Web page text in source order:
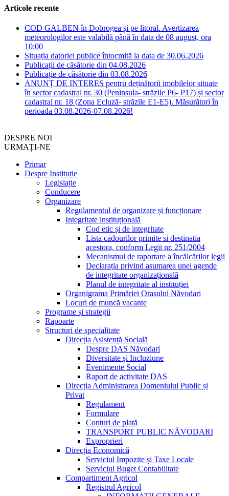
Articole recente
COD GALBEN în Dobrogea și pe litoral. Avertizarea
meteorologilor este valabilă până în data de 08 august, ora
10:00
Situația datoriei publice întocmită la data de 30.06.2026
Publicații de căsătorie din 04.08.2026
Publicație de căsătorie din 03.08.2026
ANUNȚ DE INTERES pentru deținătorii imobilelor situate
în sector cadastral nr. 30 (Peninsula- străzile P6- P17) și sector
cadastral nr. 18 (Zona Ecluză- străzile E1-E5). Măsurători în
perioada 03.08.2026-07.08.2026!
DESPRE NOI
URMAȚI-NE
Primar
Despre Instituție
Legislație
Conducere
Organizare
Regulamentul de organizare și funcționare
Integritate instituțională
Cod etic și de integritate
Lista cadourilor primite si destinatia
acestora, conform Legii nr. 251/2004
Mecanismul de raportare a încălcărilor legii
Declarația privind asumarea unei agende
de integritate organizațională
Planul de integritate al instituției
Organigrama Primăriei Orașului Năvodari
Locuri de muncă vacante
Programe și strategii
Rapoarte
Structuri de specialitate
Direcția Asistență Socială
Despre DAS Năvodari
Diversitate și Incluziune
Evenimente Social
Raport de activitate DAS
Direcția Administrarea Domeniului Public și
Privat
Regulament
Formulare
Conturi de plată
TRANSPORT PUBLIC NĂVODARI
Exproprieri
Direcția Economică
Serviciul Impozite și Taxe Locale
Serviciul Buget Contabilitate
Compartiment Agricol
Registrul Agricol